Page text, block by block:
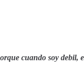
cuando soy debil,